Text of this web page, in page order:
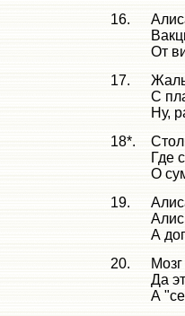
16.
От
17.
С
Ну,
18*.
Где
О
19.
А
20.
Да
А